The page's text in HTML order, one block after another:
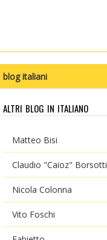
blog italiani
altri blog in italiano
Matteo Bisi
Claudio "Caioz" Borsotti
Nicola Colonna
Vito Foschi